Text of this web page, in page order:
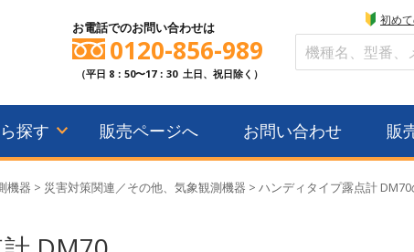
お電話でのお問い合わせは
0120-856-989
（平日 8：50〜17：30 土日、祝日除く）
初め
探す 販売ページへ お問い合わせ 販
機器 > 災害対策関連／その他、気象観測機器 > ハンディタイプ露点計